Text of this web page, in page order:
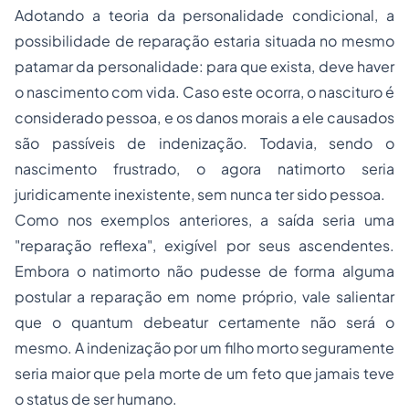
Adotando a teoria da personalidade condicional, a
possibilidade de reparação estaria situada no mesmo
patamar da personalidade: para que exista, deve haver
o nascimento com vida. Caso este ocorra, o nascituro é
considerado pessoa, e os danos morais a ele causados
são passíveis de indenização. Todavia, sendo o
nascimento frustrado, o agora natimorto seria
juridicamente inexistente, sem nunca ter sido pessoa.
Como nos exemplos anteriores, a saída seria uma
"reparação reflexa", exigível por seus ascendentes.
Embora o natimorto não pudesse de forma alguma
postular a reparação em nome próprio, vale salientar
que o quantum debeaturcertamente não será o
mesmo. A indenização por um filho morto seguramente
seria maior que pela morte de um feto que jamais teve
ostatusde ser humano.